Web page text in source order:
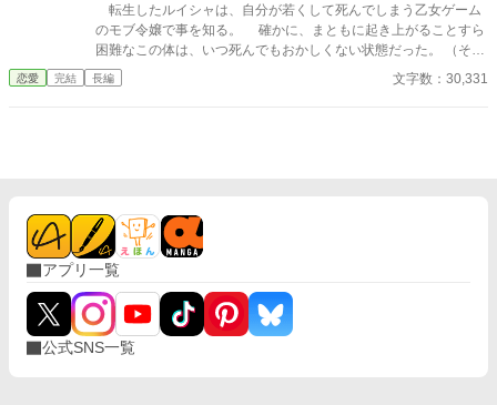
式の誓いの瞬間へと戻される。 番から逃れようと、スノーは何
度も死を選ぶが――。
転生したルイシャは、自分が若くして死んでしまう乙女ゲーム
のモブ令嬢で事を知る。 確かに、まともに起き上がることすら
困難なこの体は、いつ死んでもおかしくない状態だった。 （そん
な……死にたくないっ！） 乙女ゲームの記憶が正しければ、あ
と数年で死んでしまうルイシャは、「生きる」ために努力するこ
恋愛 完結 長編 文字数：30,331
アプリ一覧
公式SNS一覧